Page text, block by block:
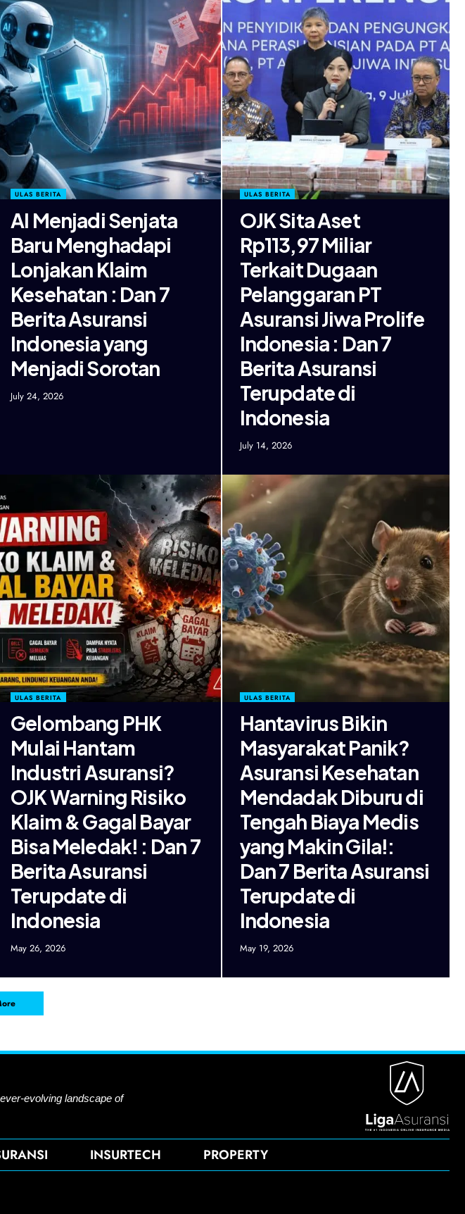
ULAS BERITA
AI Menjadi Senjata
Baru Menghadapi
Lonjakan Klaim
Kesehatan : Dan 7
Berita Asuransi
Indonesia yang
Menjadi Sorotan
July 24, 2026
ULAS BERITA
OJK Sita Aset
Rp113,97 Miliar
Terkait Dugaan
Pelanggaran PT
Asuransi Jiwa Prolife
Indonesia : Dan 7
Berita Asuransi
Terupdate di
Indonesia
July 14, 2026
ULAS BERITA
Gelombang PHK
Mulai Hantam
Industri Asuransi?
OJK Warning Risiko
Klaim & Gagal Bayar
Bisa Meledak! : Dan 7
Berita Asuransi
Terupdate di
Indonesia
May 26, 2026
ULAS BERITA
Hantavirus Bikin
Masyarakat Panik?
Asuransi Kesehatan
Mendadak Diburu di
Tengah Biaya Medis
yang Makin Gila!:
Dan 7 Berita Asuransi
Terupdate di
Indonesia
May 19, 2026
evolving landscape of
INSURTECH PROPERTY